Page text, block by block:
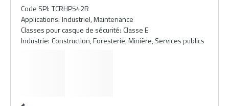
Code SPI: TCRHP542R
Applications: Industriel, Maintenance
Classes pour casque de sécurité: Classe E
Industrie: Construction, Foresterie, Minière, Services publics